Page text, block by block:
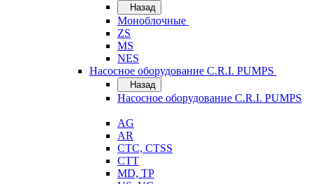
Назад
Моноблочные
ZS
MS
NES
Насосное оборудование C.R.I. PUMPS
Назад
Насосное оборудование C.R.I. PUMPS
AG
AR
CTC, CTSS
CTT
MD, TP